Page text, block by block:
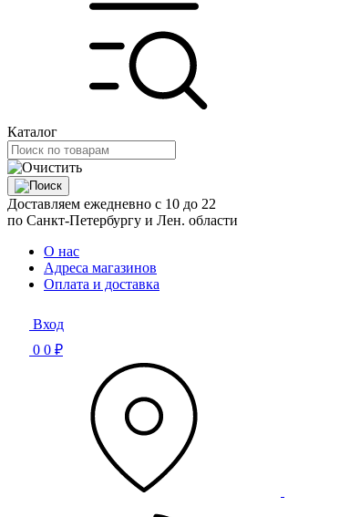
Каталог
Доставляем ежедневно с 10 до 22
по Санкт-Петербургу и Лен. области
О нас
Адреса магазинов
Оплата и доставка
Вход
0 0 ₽